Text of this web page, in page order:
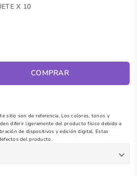
X 10
COMPRAR
sitio son de referencia. Los colores, tonos y
diferir ligeramente del producto físico debido a
de dispositivos y edición digital. Estas
del producto.